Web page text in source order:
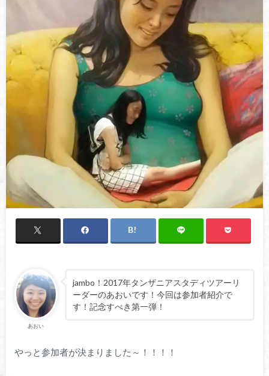
あおい
jambo！2017年タンザニアスタディツアーリ
ーダーのあおいです！今回は参加者紹介で
す！記念すべき第一弾！
やっと参加者が決まりました～！！！！